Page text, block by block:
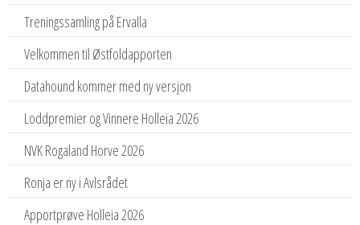
Treningssamling på Ervalla
Velkommen til Østfoldapporten
Datahound kommer med ny versjon
Loddpremier og Vinnere Holleia 2026
NVK Rogaland Horve 2026
Ronja er ny i Avlsrådet
Apportprøve Holleia 2026